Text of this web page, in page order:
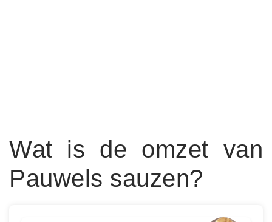
Wat is de omzet van
Pauwels sauzen?